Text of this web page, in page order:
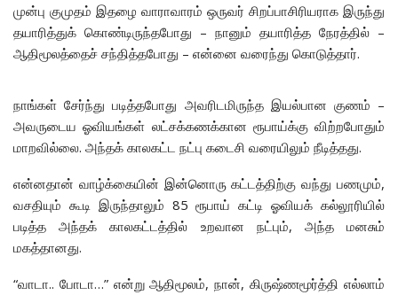
முன்பு குமுதம் இதழை வாராவாரம் ஒருவர் சிறப்பாசிரியராக இருந்து
தயாரித்துக் கொண்டிருந்தபோது – நானும் தயாரித்த நேரத்தில் –
ஆதிமூலத்தைச் சந்தித்தபோது – என்னை வரைந்து கொடுத்தார்.
நாங்கள் சேர்ந்து படித்தபோது அவரிடமிருந்த இயல்பான குணம் –
அவருடைய ஓவியங்கள் லட்சக்கணக்கான ரூபாய்க்கு விற்றபோதும்
மாறவில்லை. அந்தக் காலகட்ட நட்பு கடைசி வரையிலும் நீடித்தது.
என்னதான் வாழ்க்கையின் இன்னொரு கட்டத்திற்கு வந்து பணமும்,
வசதியும் கூடி இருந்தாலும் 85 ரூபாய் கட்டி ஓவியக் கல்லூரியில்
படித்த அந்தக் காலகட்டத்தில் உறவான நட்பும், அந்த மனசும்
மகத்தானது.
“வாடா.. போடா…” என்று ஆதிமூலம், நான், கிருஷ்ணமூர்த்தி எல்லாம்